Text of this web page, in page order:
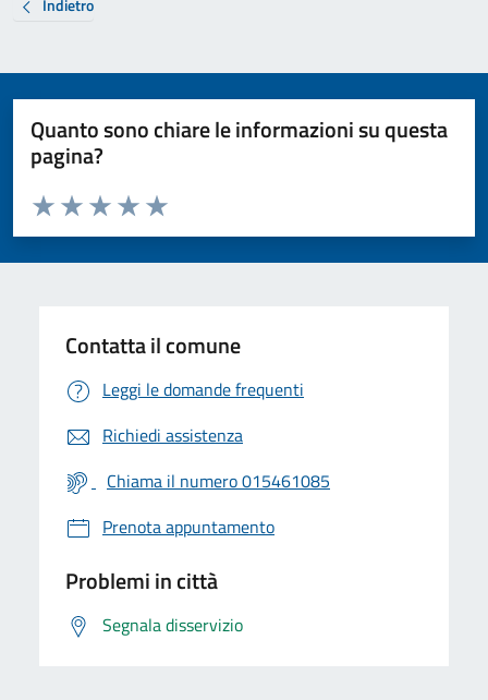
Indietro
Quanto sono chiare le informazioni su questa
pagina?
Valuta da 1 a 5 stelle la pagina
Valuta 5 stelle su 5
Valuta 4 stelle su 5
Valuta 3 stelle su 5
Valuta 2 stelle su 5
Valuta 1 stelle su 5
Contatta il comune
Leggi le domande frequenti
Richiedi assistenza
Chiama il numero 015461085
Prenota appuntamento
Problemi in città
Segnala disservizio